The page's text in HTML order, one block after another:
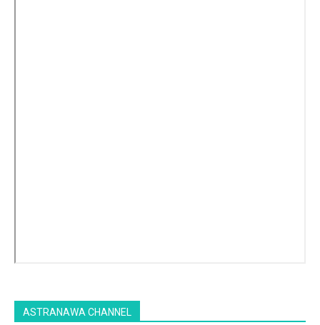
ASTRANAWA CHANNEL